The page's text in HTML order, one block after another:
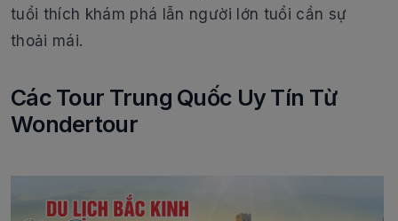
tuổi thích khám phá lẫn người lớn tuổi cần sự
thoải mái.
Các Tour Trung Quốc Uy Tín Từ
Wondertour